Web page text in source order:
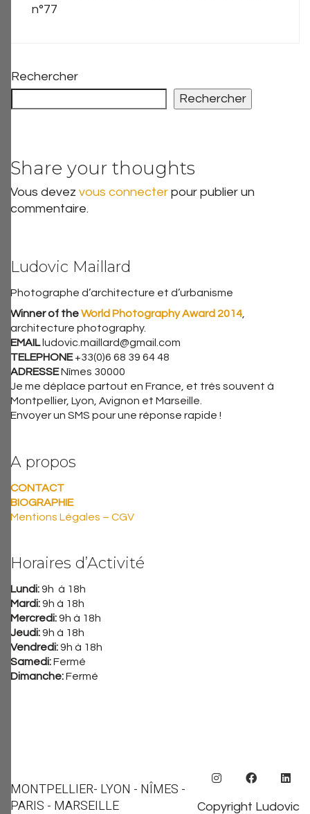
n°77
Rechercher
Rechercher
Share your thoughts
Vous devez vous connecter pour publier un
commentaire.
Ludovic Maillard
Photographe d’architecture et d’urbanisme
Winner of theWorld Photography Award 2014,
architecture photography.
EMAIL ludovic.maillard@gmail.com
TELEPHONE+33(0)6 68 39 64 48
ADRESSENîmes 30000
Je me déplace partout en France, et très souvent à
Montpellier, Lyon, Avignon et Marseille.
Envoyer un SMS pour une réponse rapide !
A propos
CONTACT
BIOGRAPHIE
Mentions Légales – CGV
Horaires d’Activité
Lundi:9h à 18h
Mardi:9h à 18h
Mercredi:9h à 18h
Jeudi:9h à 18h
Vendredi:9h à 18h
Samedi:Fermé
Dimanche:Fermé
Copyright Ludovic
MONTPELLIER- LYON - NÎMES -
PARIS - MARSEILLE